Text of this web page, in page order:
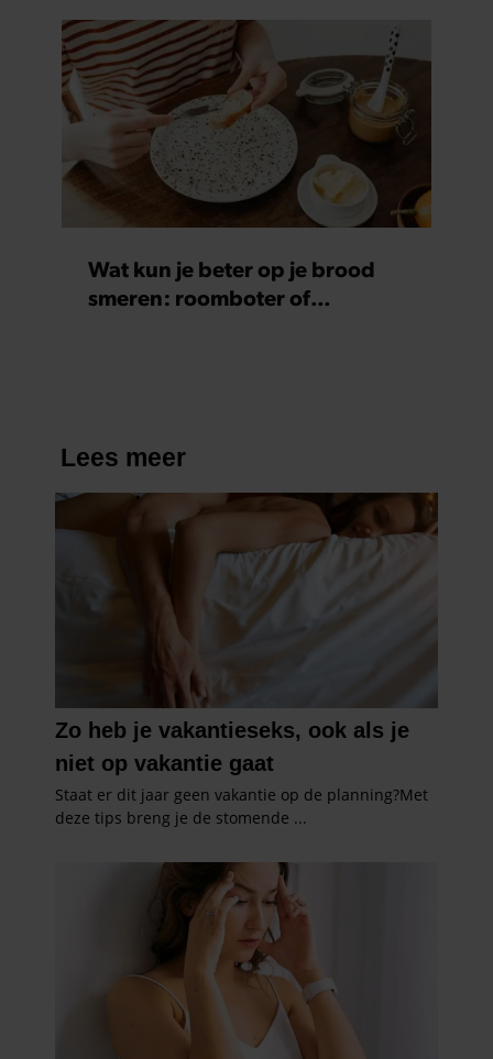
Wat kun je beter op je brood
smeren: roomboter of